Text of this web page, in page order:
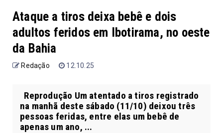
Ataque a tiros deixa bebê e dois
adultos feridos em Ibotirama, no oeste
da Bahia
Redação 12.10.25
Reprodução Um atentado a tiros registrado
na manhã deste sábado (11/10) deixou três
pessoas feridas, entre elas um bebê de
apenas um ano, ...